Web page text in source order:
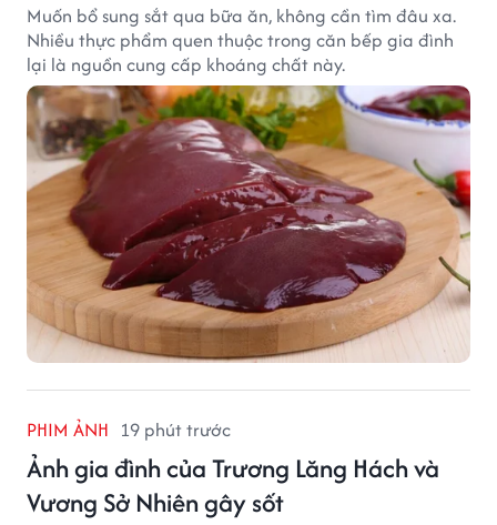
Muốn bổ sung sắt qua bữa ăn, không cần tìm đâu xa.
Nhiều thực phẩm quen thuộc trong căn bếp gia đình
lại là nguồn cung cấp khoáng chất này.
PHIM ẢNH 19 phút trước
Ảnh gia đình của Trương Lăng Hách và
Vương Sở Nhiên gây sốt